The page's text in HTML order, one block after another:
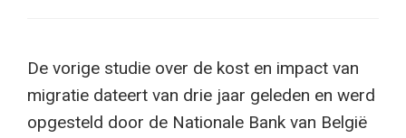
De vorige studie over de kost en impact van
migratie dateert van drie jaar geleden en werd
opgesteld door de Nationale Bank van België